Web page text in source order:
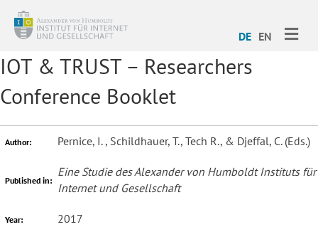
DE EN
IOT & TRUST – Researchers
Conference Booklet
Author: Pernice, I. , Schildhauer, T., Tech R., & Djeffal, C. (Eds.)
Published in:
Eine Studie des Alexander von Humboldt Instituts für
Internet und Gesellschaft
Year: 2017